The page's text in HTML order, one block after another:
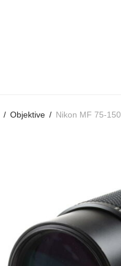
/ Objektive / Nikon MF 75-